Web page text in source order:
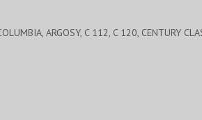
ARGOSY, C 112, C 120, CENTURY